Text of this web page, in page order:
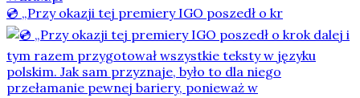
💿 „Przy okazji tej premiery IGO poszedł o kr